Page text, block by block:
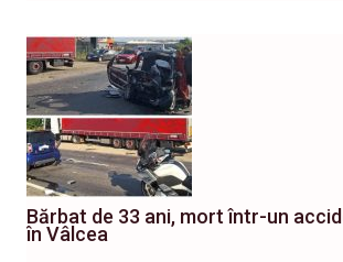
Bărbat de 33 ani, mort într-un
în Vâlcea